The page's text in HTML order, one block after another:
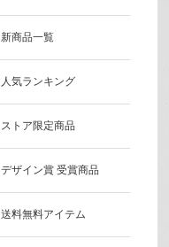
新商品一覧
人気ランキング
ストア限定商品
デザイン賞 受賞商品
送料無料アイテム